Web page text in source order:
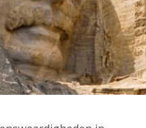
Muggenspray
Oordopjes
Tandenborstel
Toiletpapier
Waterfles